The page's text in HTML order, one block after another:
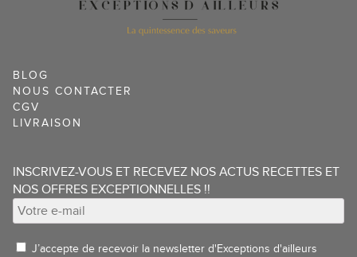
BLOG
NOUS CONTACTER
CGV
LIVRAISON
INSCRIVEZ-VOUS ET RECEVEZ NOS ACTUS RECETTES ET
NOS OFFRES EXCEPTIONNELLES !!
J’accepte de recevoir la newsletter d'Exceptions d'ailleurs